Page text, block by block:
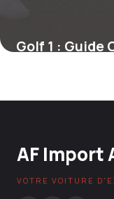
Golf 1 : Guide
AF Import
VOTRE VOITURE